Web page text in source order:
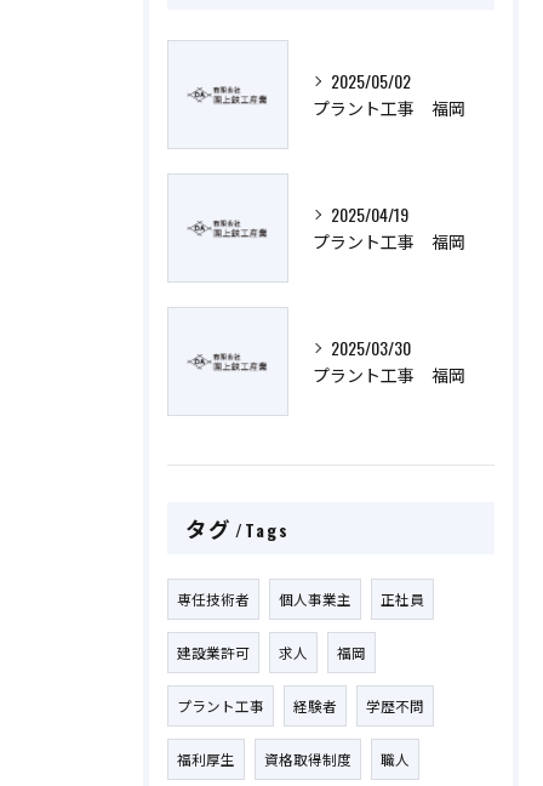
2025/05/02
プラント工事 福岡
2025/04/19
プラント工事 福岡
2025/03/30
プラント工事 福岡
タグ Tags
専任技術者 個人事業主 正社員
建設業許可 求人 福岡
プラント工事 経験者 学歴不問
福利厚生 資格取得制度 職人